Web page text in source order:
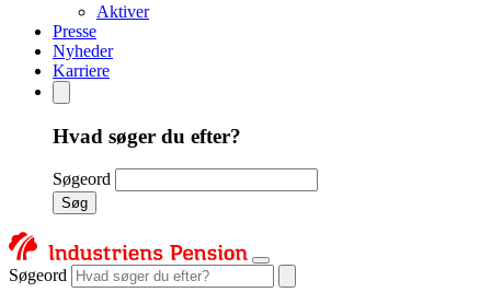
Aktiver
Presse
Nyheder
Karriere
Hvad søger du efter?
Søgeord
Søg
Søgeord